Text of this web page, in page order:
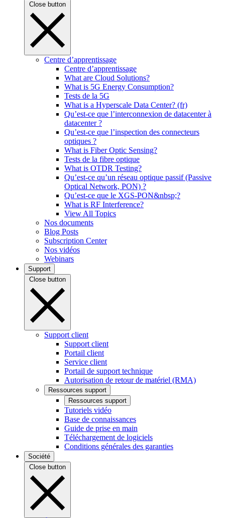
Close button
Centre d’apprentissage
Centre d’apprentissage
What are Cloud Solutions?
What is 5G Energy Consumption?
Tests de la 5G
What is a Hyperscale Data Center? (fr)
Qu’est-ce que l’interconnexion de datacenter à
datacenter ?
Qu’est-ce que l’inspection des connecteurs
optiques ?
What is Fiber Optic Sensing?
Tests de la fibre optique
What is OTDR Testing?
Qu’est-ce qu’un réseau optique passif (Passive
Optical Network, PON) ?
Qu’est-ce que le XGS-PON&nbsp;?
What is RF Interference?
View All Topics
Nos documents
Blog Posts
Subscription Center
Nos vidéos
Webinars
Support
Close button
Support client
Support client
Portail client
Service client
Portail de support technique
Autorisation de retour de matériel (RMA)
Ressources support
Ressources support
Tutoriels vidéo
Base de connaissances
Guide de prise en main
Téléchargement de logiciels
Conditions générales des garanties
Société
Close button